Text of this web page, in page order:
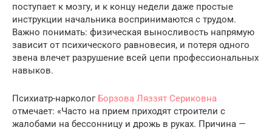
поступает к мозгу, и к концу недели даже простые
инструкции начальника воспринимаются с трудом.
Важно понимать: физическая выносливость напрямую
зависит от психического равновесия, и потеря одного
звена влечет разрушение всей цепи профессиональных
навыков.
Психиатр-нарколог Борзова Ляззят Сериковна
отмечает: «Часто на прием приходят строители с
жалобами на бессонницу и дрожь в руках. Причина —